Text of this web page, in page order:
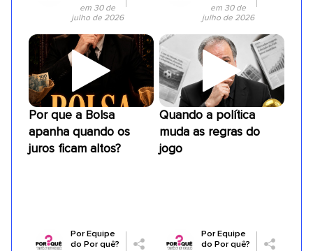
em 30 de
julho de 2026
em 30 de
julho de 2026
Por que a Bolsa
apanha quando os
juros ficam altos?
PorEquipe
do Por quê?
Quando a política
muda as regras do
jogo
PorEquipe
do Por quê?